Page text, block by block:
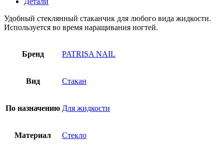
Удобный стеклянный стаканчик для любого вида жидкости.
Используется во время наращивания ногтей.
Бренд PATRISA NAIL
Вид Стакан
По назначению Для жидкости
Материал Стекло